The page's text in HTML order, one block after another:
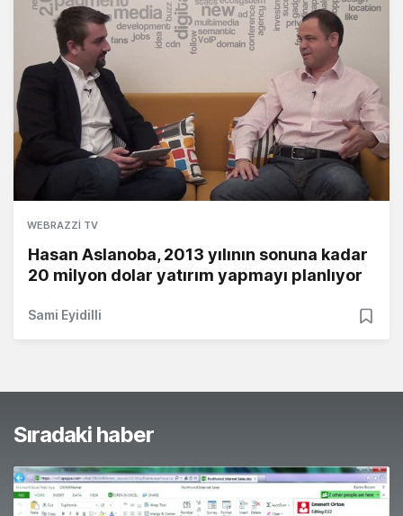
WEBRAZZI TV
Hasan Aslanoba, 2013 yılının sonuna kadar
20 milyon dolar yatırım yapmayı planlıyor
Sami Eyidilli
Sıradaki haber